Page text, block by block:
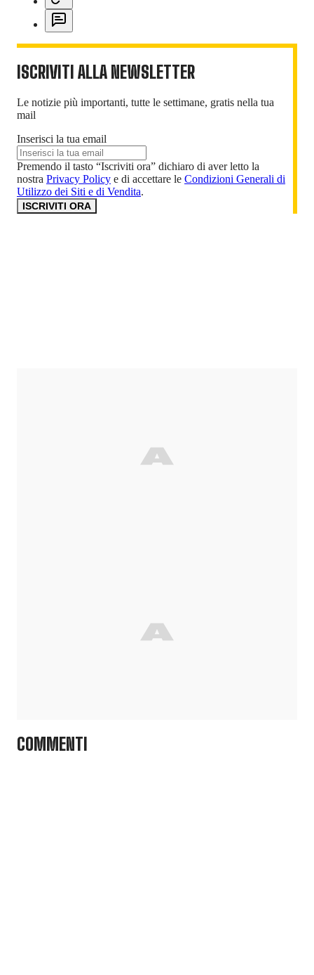
ISCRIVITI ALLA NEWSLETTER
Le notizie più importanti, tutte le settimane, gratis nella tua
mail
Inserisci la tua email
Premendo il tasto “Iscriviti ora” dichiaro di aver letto la
nostra Privacy Policy e di accettare le Condizioni Generali di
Utilizzo dei Siti e di Vendita.
ISCRIVITI ORA
COMMENTI